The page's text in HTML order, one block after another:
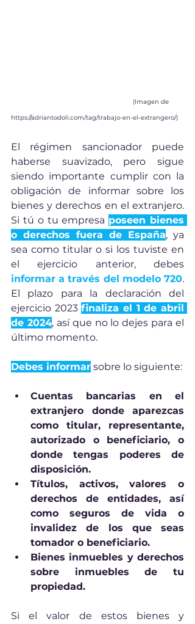
(Imagen de
https://adriantodoli.com/tag/trabajo-en-el-extrangero/)
El régimen sancionador puede
haberse suavizado, pero sigue
siendo importante cumplir con la
obligación de informar sobre los
bienes y derechos en el extranjero.
Si tú o tu empresa poseen bienes
o derechos fuera de España, ya
sea como titular o si los tuviste en
informar a través del modelo 720.
El plazo para la declaración del
ejercicio 2023 finaliza el 1 de abril
de 2024, así que no lo dejes para el
último momento.
Debes informar sobre lo siguiente:
Cuentas bancarias en el
extranjero donde aparezcas
como titular, representante,
autorizado o beneficiario, o
donde tengas poderes de
disposición.
Títulos, activos, valores o
derechos de entidades, así
como seguros de vida o
invalidez de los que seas
tomador o beneficiario.
Bienes inmuebles y derechos
sobre inmuebles de tu
propiedad.
Si el valor de estos bienes y